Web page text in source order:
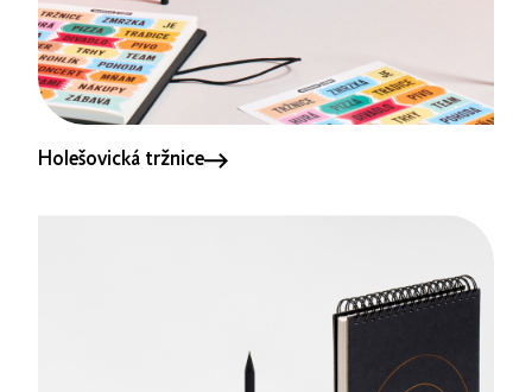
Holešovická tržnice